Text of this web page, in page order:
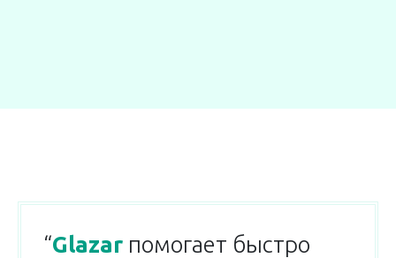
“Glazar помогает быстро